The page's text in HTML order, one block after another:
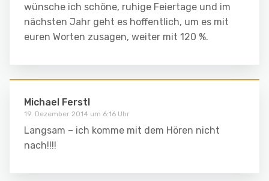
wünsche ich schöne, ruhige Feiertage und im
nächsten Jahr geht es hoffentlich, um es mit
euren Worten zusagen, weiter mit 120 %.
Michael Ferstl
19. Dezember 2014 um 6:16 Uhr
Langsam – ich komme mit dem Hören nicht
nach!!!!